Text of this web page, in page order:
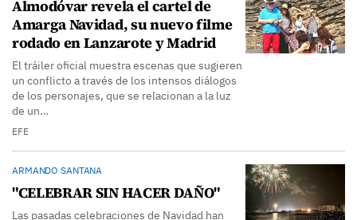
Almodóvar revela el cartel de
Amarga Navidad, su nuevo filme
rodado en Lanzarote y Madrid
El tráiler oficial muestra escenas que sugieren
un conflicto a través de los intensos diálogos
de los personajes, que se relacionan a la luz
de un…
EFE
ARMANDO SANTANA
"CELEBRAR SIN HACER DAÑO"
Las pasadas celebraciones de Navidad han